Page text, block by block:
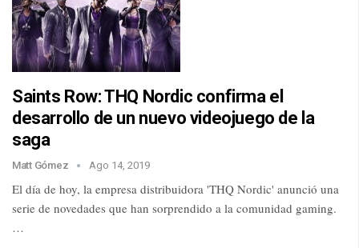
Saints Row: THQ Nordic confirma el
desarrollo de un nuevo videojuego de la
saga
Matt Gómez Ago 14, 2019
El día de hoy, la empresa distribuidora 'THQ Nordic' anunció una
serie de novedades que han sorprendido a la comunidad gaming.
…